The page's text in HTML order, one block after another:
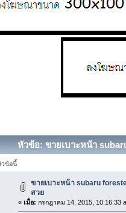
หัวข้อ: ขายเบาะหน้า
วข้อนี้
ขายเบาะหน้า subaru
สวย
« เมื่อ: กรกฎาคม 14, 2015, 10:16:33